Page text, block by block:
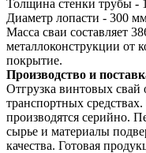
Толщина стенки трубы -
Диаметр лопасти - 300
Масса сваи составляет
металлоконструкции от
покрытие.
Производство и
Отгрузка винтовых свай
транспортных
производятся серийно.
сырье и материалы
качества. Готовая